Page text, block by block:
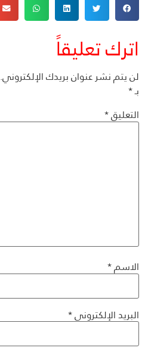
اترك تعليقاً
لن يتم نشر عنوان بريدك الإلكتروني.
بـ*
التعليق*
الاسم*
البريد الإلكتروني*